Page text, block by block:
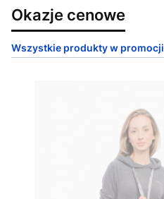
Okazje cenowe
Wszystkie produkty w promocji